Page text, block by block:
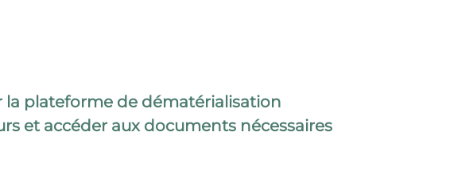
la plateforme de dématérialisation
et accéder aux documents nécessaires